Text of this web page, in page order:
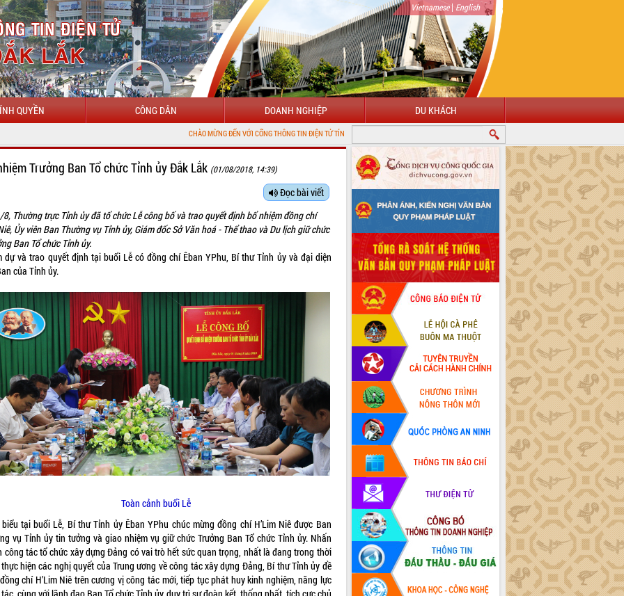
Vietnamese| English
QUYỀN CÔNG DÂN DOANH NGHIỆP DU KHÁCH
CHÀO MỪNG ĐẾN VỚI CỔNG THÔNG TIN ĐIỆN TỬ TỈNH ĐẮK LẮK
Trưởng Ban Tổ chức Tỉnh ủy Đắk Lắk (01/08/2018, 14:39)
Đọc bài viết
8, Thường trực Tỉnh ủy đã tổ chức Lễ công bố và trao quyết định bổ nhiệm đồng chí
Ủy viên Ban Thường vụ Tỉnh ủy, Giám đốc Sở Văn hoá - Thể thao và Du lịch giữ chức
Ban Tổ chức Tỉnh ủy.
dự và trao quyết định tại buổi Lễ có đồng chí Êban YPhu, Bí thư Tỉnh ủy và đại diện
của Tỉnh ủy.
Toàn cảnh buổi Lễ
tại buổi Lễ, Bí thư Tỉnh ủy Êban YPhu chúc mừng đồng chí H’Lim Niê được Ban
vụ Tỉnh ủy tin tưởng và giao nhiệm vụ giữ chức Trưởng Ban Tổ chức Tỉnh ủy. Nhấn
công tác tổ chức xây dựng Đảng có vai trò hết sức quan trọng, nhất là đang trong thời
hiện các nghị quyết của Trung ương về công tác xây dựng Đảng, Bí thư Tỉnh ủy đề
chí H’Lim Niê trên cương vị công tác mới, tiếp tục phát huy kinh nghiệm, năng lực
cùng với lãnh đạo Ban Tổ chức Tỉnh ủy duy trì sự đoàn kết, thống nhất, tích cực chủ